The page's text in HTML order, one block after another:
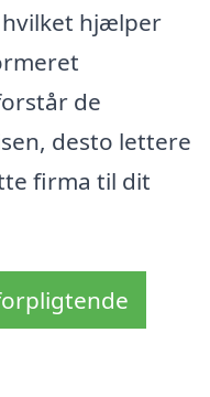
hvilket hjælper
de
desto lettere
firma til dit